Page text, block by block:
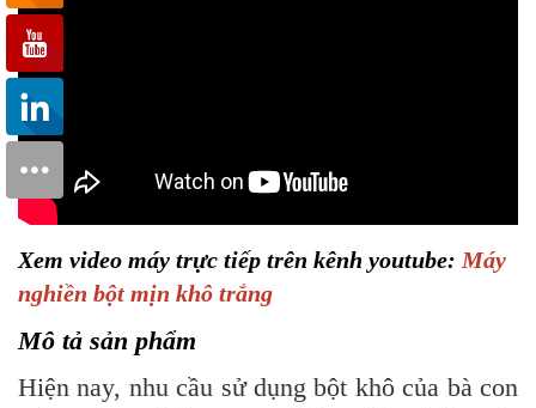
Xem video máy trực tiếp trên kênh youtube: Máy
nghiền bột mịn khô trắng
Mô tả sản phẩm
Hiện nay, nhu cầu sử dụng bột khô của bà con